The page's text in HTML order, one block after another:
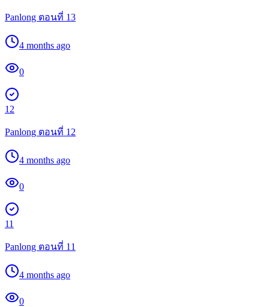
Panlong ตอนที่ 13
4 months ago
0
12
Panlong ตอนที่ 12
4 months ago
0
11
Panlong ตอนที่ 11
4 months ago
0